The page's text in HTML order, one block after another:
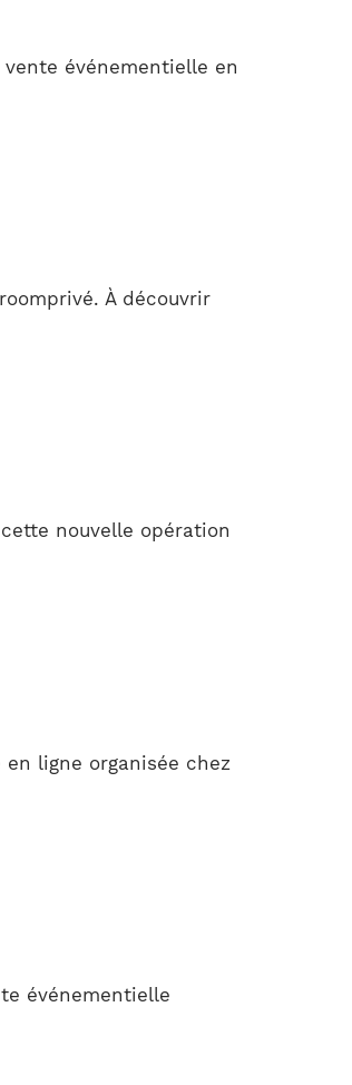
événementielle en
À découvrir
nouvelle opération
ligne organisée chez
événementielle